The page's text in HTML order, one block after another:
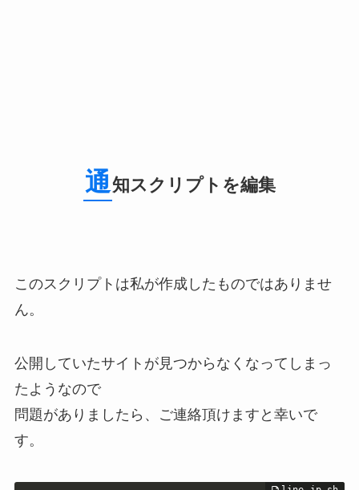
通 知スクリプトを編集
このスクリプトは私が作成したものではありませ
ん。
公開していたサイトが見つからなくなってしまっ
たようなので
問題がありましたら、ご連絡頂けますと幸いで
す。